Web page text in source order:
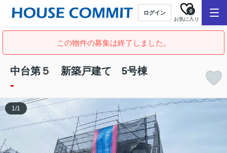
ログイン
お気に入り
0
この物件の募集は終了しました。
中台第５ 新築戸建て 5号棟
-
1/1